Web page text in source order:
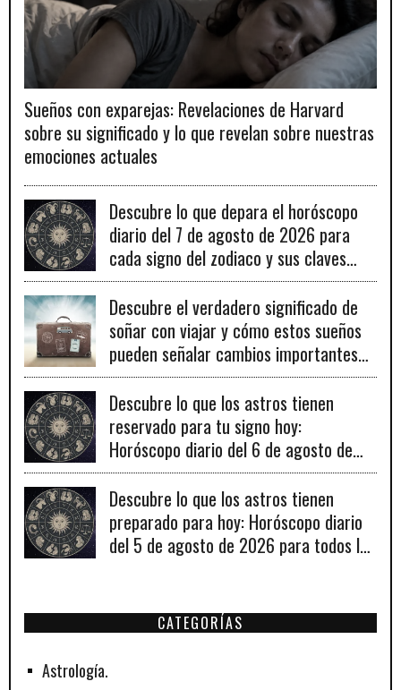
Sueños con exparejas: Revelaciones de Harvard
sobre su significado y lo que revelan sobre nuestras
emociones actuales
Descubre lo que depara el horóscopo
diario del 7 de agosto de 2026 para
cada signo del zodiaco y sus claves
para el éxito.
Descubre el verdadero significado de
soñar con viajar y cómo estos sueños
pueden señalar cambios importantes
en tu vida personal y profesional.
Descubre lo que los astros tienen
reservado para tu signo hoy:
Horóscopo diario del 6 de agosto de
2026
Descubre lo que los astros tienen
preparado para hoy: Horóscopo diario
del 5 de agosto de 2026 para todos los
CATEGORÍAS
Astrología.